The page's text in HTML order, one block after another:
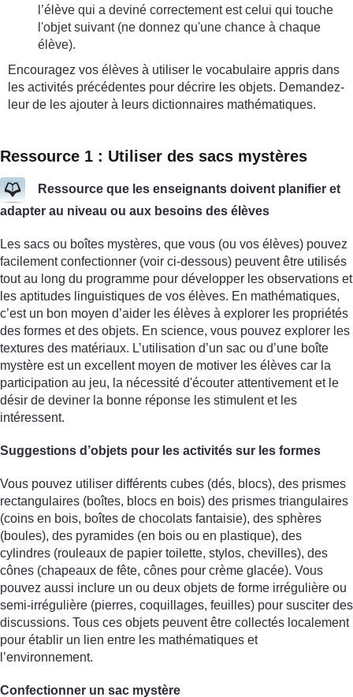
l’élève qui a deviné correctement est celui qui touche
l'objet suivant (ne donnez qu'une chance à chaque
élève).
Encouragez vos élèves à utiliser le vocabulaire appris dans
les activités précédentes pour décrire les objets. Demandez-
leur de les ajouter à leurs dictionnaires mathématiques.
Ressource 1 : Utiliser des sacs mystères
Ressource que les enseignants doivent planifier et
adapter au niveau ou aux besoins des élèves
Les sacs ou boîtes mystères, que vous (ou vos élèves) pouvez
facilement confectionner (voir ci-dessous) peuvent être utilisés
tout au long du programme pour développer les observations et
les aptitudes linguistiques de vos élèves. En mathématiques,
c’est un bon moyen d’aider les élèves à explorer les propriétés
des formes et des objets. En science, vous pouvez explorer les
textures des matériaux. L’utilisation d’un sac ou d’une boîte
mystère est un excellent moyen de motiver les élèves car la
participation au jeu, la nécessité d'écouter attentivement et le
désir de deviner la bonne réponse les stimulent et les
intéressent.
Suggestions d’objets pour les activités sur les formes
Vous pouvez utiliser différents cubes (dés, blocs), des prismes
rectangulaires (boîtes, blocs en bois) des prismes triangulaires
(coins en bois, boîtes de chocolats fantaisie), des sphères
(boules), des pyramides (en bois ou en plastique), des
cylindres (rouleaux de papier toilette, stylos, chevilles), des
cônes (chapeaux de fête, cônes pour crème glacée). Vous
pouvez aussi inclure un ou deux objets de forme irrégulière ou
semi-irrégulière (pierres, coquillages, feuilles) pour susciter des
discussions. Tous ces objets peuvent être collectés localement
pour établir un lien entre les mathématiques et
l’environnement.
Confectionner un sac mystère